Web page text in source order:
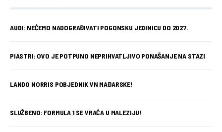
AUDI: NEĆEMO NADOGRAĐIVATI POGONSKU JEDINICU DO 2027.
PIASTRI: OVO JE POTPUNO NEPRIHVATLJIVO PONAŠANJE NA STAZI
LANDO NORRIS POBJEDNIK VN MAĐARSKE!
SLUŽBENO: FORMULA 1 SE VRAĆA U MALEZIJU!